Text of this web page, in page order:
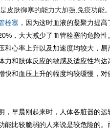
皮肤御寒的能力大加强,免疫功能。
栓塞，因为这时血液的凝聚力提
，大大减少了血管栓塞的危险性。
和心率上升以及加速度均较大，易
力和肢体反应的敏感及适应性均达
快和血压上升的幅度均较缓慢，
，早晨刚起来时，人体各脏器的
能比较脆弱的人来说是较危险的